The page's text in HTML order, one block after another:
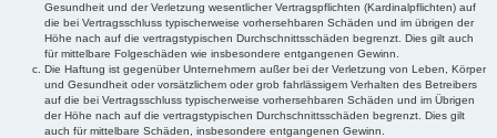
Gesundheit und der Verletzung wesentlicher Vertragspflichten (Kardinalpflichten) auf
die bei Vertragsschluss typischerweise vorhersehbaren Schäden und im übrigen der
Höhe nach auf die vertragstypischen Durchschnittsschäden begrenzt. Dies gilt auch
für mittelbare Folgeschäden wie insbesondere entgangenen Gewinn.
Die Haftung ist gegenüber Unternehmern außer bei der Verletzung von Leben, Körper
und Gesundheit oder vorsätzlichem oder grob fahrlässigem Verhalten des Betreibers
auf die bei Vertragsschluss typischerweise vorhersehbaren Schäden und im Übrigen
der Höhe nach auf die vertragstypischen Durchschnittsschäden begrenzt. Dies gilt
auch für mittelbare Schäden, insbesondere entgangenen Gewinn.